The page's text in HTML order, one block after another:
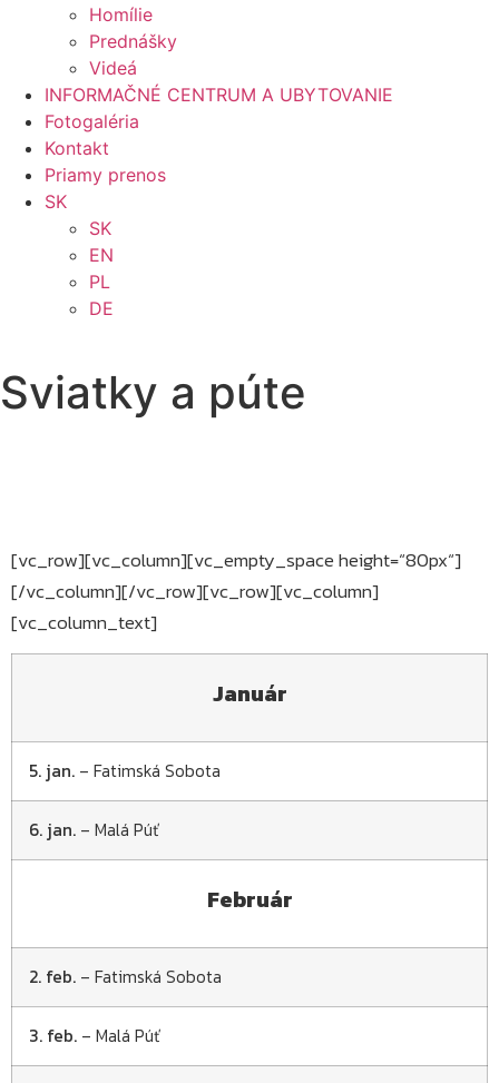
Homílie
Prednášky
Videá
INFORMAČNÉ CENTRUM A UBYTOVANIE
Fotogaléria
Kontakt
Priamy prenos
SK
SK
EN
PL
DE
Sviatky a púte
[vc_row][vc_column][vc_empty_space height=“80px“]
[/vc_column][/vc_row][vc_row][vc_column]
[vc_column_text]
Január
5. jan. – Fatimská Sobota
6. jan. – Malá Púť
Február
2. feb. – Fatimská Sobota
3. feb. – Malá Púť